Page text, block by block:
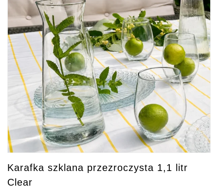
Karafka szklana przezroczysta 1,1 litr
Clear